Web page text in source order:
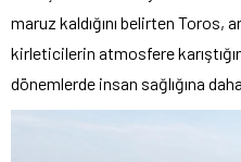
maruz kaldığını belirten Toros,
kirleticilerin atmosfere
dönemlerde insan sağlığına